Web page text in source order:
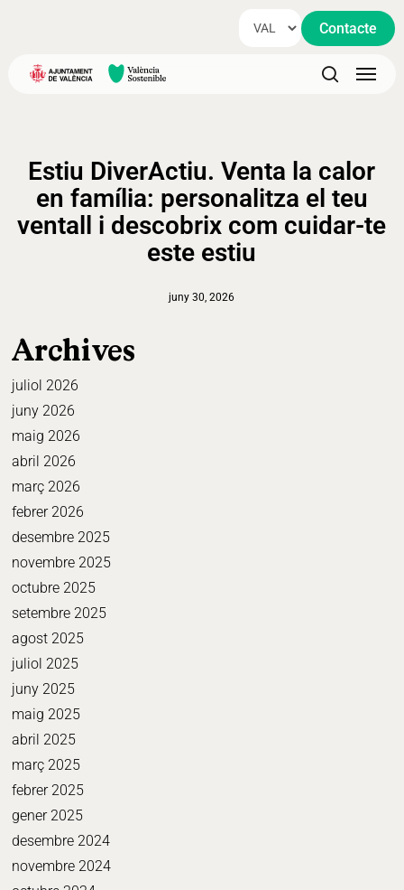
content
Contacte
search
Menu
Estiu DiverActiu. Venta la calor
en família: personalitza el teu
ventall i descobrix com cuidar-te
este estiu
juny 30, 2026
Archives
juliol 2026
juny 2026
maig 2026
abril 2026
març 2026
febrer 2026
desembre 2025
novembre 2025
octubre 2025
setembre 2025
agost 2025
juliol 2025
juny 2025
maig 2025
abril 2025
març 2025
febrer 2025
gener 2025
desembre 2024
novembre 2024